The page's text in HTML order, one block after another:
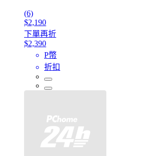
(6)
$2,190
下單再折
$2,390
P幣
折扣